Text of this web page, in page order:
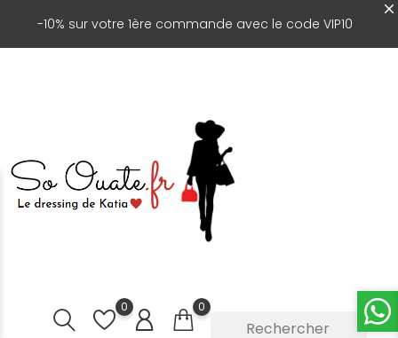
-10% sur votre 1ère commande avec le code VIP10
0 0